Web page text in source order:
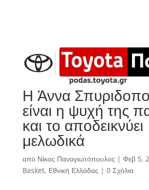
Η Άννα
είναι η ψυχή της
και το αποδεικνύει
μελωδικά
από Νίκος Παναγιωτόπουλος | Φεβ 5,
Basket, Εθνική Ελλάδας | 0 Σχόλια